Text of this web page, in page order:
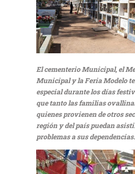
El cementerio Municipal, el
Municipal y la Feria Modelo
especial durante los días
que tanto las familias
quienes provienen de otros
región y del país puedan
problemas a sus dependencias.